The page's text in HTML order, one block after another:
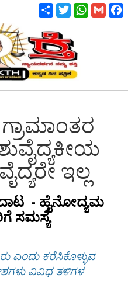
ಇಲ್ಲ
- ಹೈನೋದ್ಯಮ
ಸಮಸ್ಯೆ
ಎಂದು ಕರೆಸಿಕೊಳ್ಳುವ
ವಿವಿಧ ತಳಿಗಳ
ShareTwitterWhatsApp
Gmail